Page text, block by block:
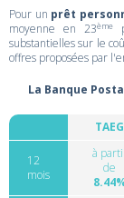
Pour un prêt
moyenne en 23ème
substantielles sur le
offres proposées par
La Banque
TAEG
12
mois
à
de